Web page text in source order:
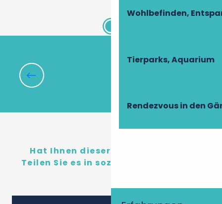
Wohlbefinden,
Tierparks, Aquarium
Rendezvous in den
Hotel-Restaurant & Spa du Domaine des
Thomeaux
Hat Ihnen dieser Inhalt gefallen?
Teilen Sie es in sozialen Netzwerken!